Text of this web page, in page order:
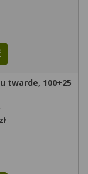
twarde, 100+25